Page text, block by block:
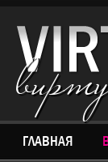
ГЛАВНАЯ